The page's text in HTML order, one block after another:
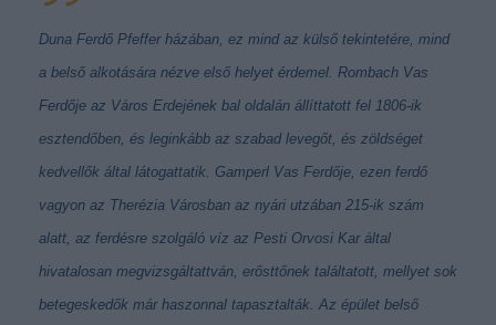
Duna Ferdő Pfeffer házában, ez mind az külső tekintetére, mind
a belső alkotására nézve első helyet érdemel. Rombach Vas
Ferdője az Város Erdejének bal oldalán állíttatott fel 1806-ik
esztendőben, és leginkább az szabad levegőt, és zöldséget
kedvellők által látogattatik. Gamperl Vas Ferdője, ezen ferdő
vagyon az Therézia Városban az nyári utzában 215-ik szám
alatt, az ferdésre szolgáló víz az Pesti Orvosi Kar által
hivatalosan megvizsgáltattván, erősttőnek találtatott, mellyet sok
betegeskedők már haszonnal tapasztalták. Az épület belső